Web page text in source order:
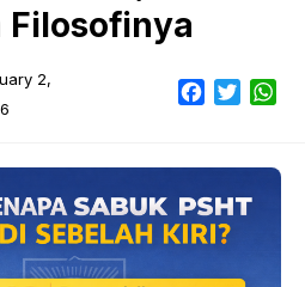
Filosofinya
2,
Facebook
Twitter